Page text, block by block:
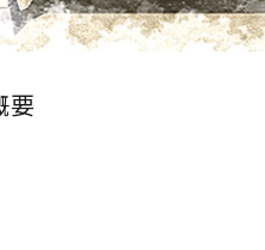
要